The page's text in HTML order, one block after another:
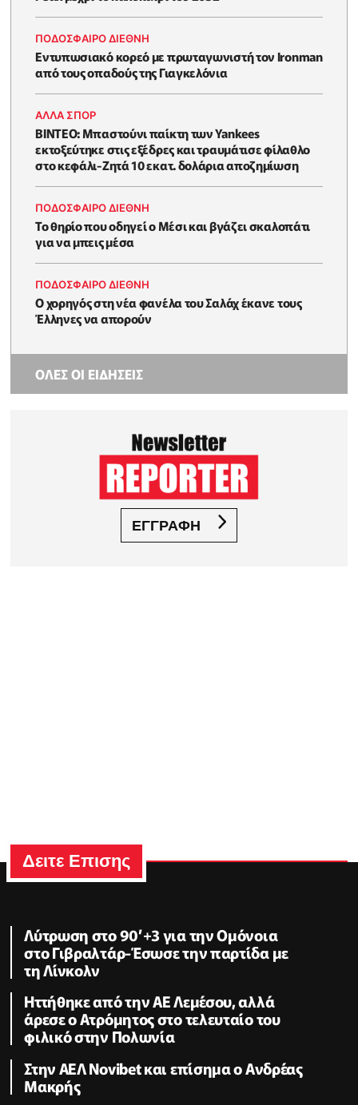
ΠΟΔΟΣΦΑΙΡΟ ΔΙΕΘΝΗ
Εντυπωσιακό κορεό με πρωταγωνιστή τον Ironman
από τους οπαδούς της Γιαγκελόνια
ΑΛΛΑ ΣΠΟΡ
ΒΙΝΤΕΟ: Μπαστούνι παίκτη των Yankees
εκτοξεύτηκε στις εξέδρες και τραυμάτισε φίλαθλο
στο κεφάλι-Ζητά 10 εκατ. δολάρια αποζημίωση
ΠΟΔΟΣΦΑΙΡΟ ΔΙΕΘΝΗ
Το θηρίο που οδηγεί ο Μέσι και βγάζει σκαλοπάτι
για να μπεις μέσα
ΠΟΔΟΣΦΑΙΡΟ ΔΙΕΘΝΗ
Ο χορηγός στη νέα φανέλα του Σαλάχ έκανε τους
Έλληνες να απορούν
ΟΛΕΣ ΟΙ ΕΙΔΗΣΕΙΣ
ΕΓΓΡΑΦΗ
Δειτε Επισης
Λύτρωση στο 90’+3 για την Ομόνοια
στο Γιβραλτάρ-Έσωσε την παρτίδα με
τη Λίνκολν
Ηττήθηκε από την ΑΕ Λεμέσου, αλλά
άρεσε ο Ατρόμητος στο τελευταίο του
φιλικό στην Πολωνία
Στην ΑΕΛ Novibet και επίσημα ο Ανδρέας
Μακρής